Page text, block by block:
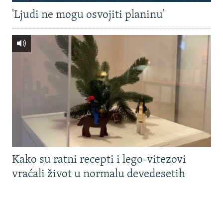
'Ljudi ne mogu osvojiti planinu'
Kako su ratni recepti i lego-vitezovi
vraćali život u normalu devedesetih